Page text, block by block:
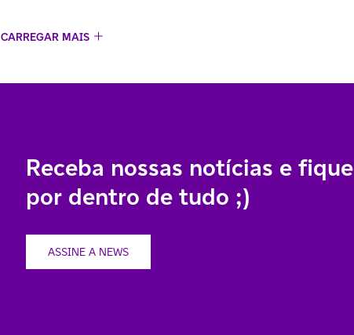
CARREGAR MAIS
Receba nossas notícias e fique
por dentro de tudo ;)
ASSINE A NEWS